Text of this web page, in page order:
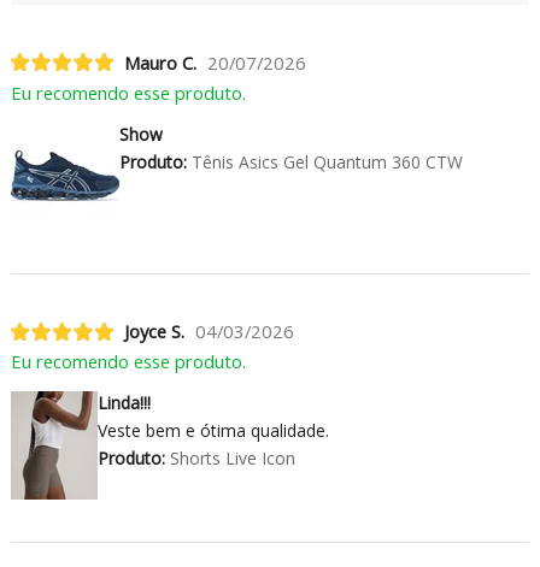
Mauro C. 20/07/2026
Eu recomendo esse produto.
Show
Produto:Tênis Asics Gel Quantum 360 CTW
Joyce S. 04/03/2026
Eu recomendo esse produto.
Linda!!!
Veste bem e ótima qualidade.
Produto:Shorts Live Icon